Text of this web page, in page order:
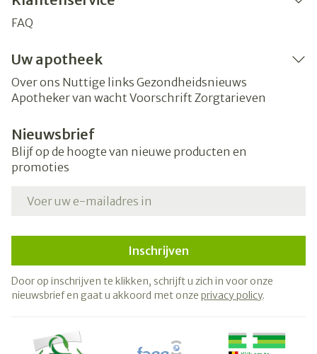
FAQ
Uw apotheek
Over ons Nuttige links Gezondheidsnieuws
Apotheker van wacht Voorschrift Zorgtarieven
Nieuwsbrief
Blijf op de hoogte van nieuwe producten en
promoties
Inschrijven
Door op inschrijven te klikken, schrijft u zich in voor onze
nieuwsbrief en gaat u akkoord met onze privacy policy.